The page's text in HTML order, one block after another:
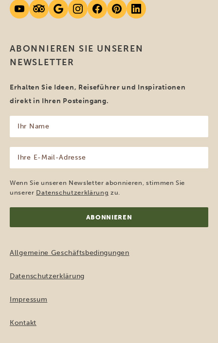
ABONNIEREN SIE UNSEREN
NEWSLETTER
Erhalten Sie Ideen, Reiseführer und Inspirationen
direkt in Ihren Posteingang.
Name
(erforderlich)
Mail-
Adresse
(erforderlich)
Wenn Sie unseren Newsletter abonnieren, stimmen Sie
unserer Datenschutzerklärung zu.
Allgemeine Geschäftsbedingungen
Datenschutzerklärung
Impressum
Kontakt